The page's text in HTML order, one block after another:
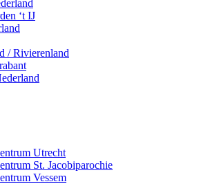
‘t IJ
/ Rivierenland
Utrecht
St. Jacobiparochie
Vessem